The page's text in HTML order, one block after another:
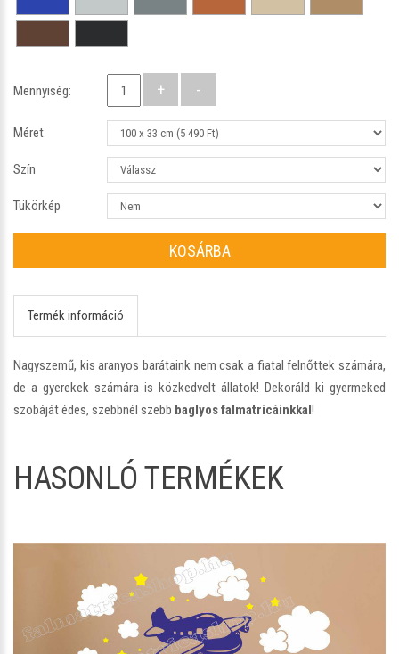
Mennyiség:
Méret
Szín
Tükörkép
KOSÁRBA
Termék információ
Nagyszemű, kis aranyos barátaink nem csak a fiatal felnőttek számára,
de a gyerekek számára is közkedvelt állatok! Dekoráld ki gyermeked
szobáját édes, szebbnél szebb baglyos falmatricáinkkal!
HASONLÓ TERMÉKEK